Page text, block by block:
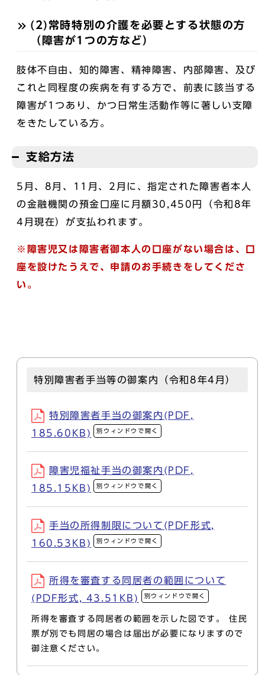
(2)常時特別の介護を必要とする状態の方
（障害が1つの方など）
肢体不自由、知的障害、精神障害、内部障害、及び
これと同程度の疾病を有する方で、前表に該当する
障害が1つあり、かつ日常生活動作等に著しい支障
をきたしている方。
支給方法
5月、8月、11月、2月に、指定された障害者本人
の金融機関の預金口座に月額30,450円（令和8年
4月現在）が支払われます。
※障害児又は障害者御本人の口座がない場合は、口
座を設けたうえで、申請のお手続きをしてくださ
い。
特別障害者手当等の御案内（令和8年4月）
特別障害者手当の御案内(PDF,
185.60KB)
別ウィンドウで開く
障害児福祉手当の御案内(PDF,
185.15KB)
別ウィンドウで開く
手当の所得制限について(PDF形式,
160.53KB)
別ウィンドウで開く
所得を審査する同居者の範囲について
(PDF形式, 43.51KB)
別ウィンドウで開く
所得を審査する同居者の範囲を示した図です。 住民
票が別でも同居の場合は届出が必要になりますので
御注意ください。